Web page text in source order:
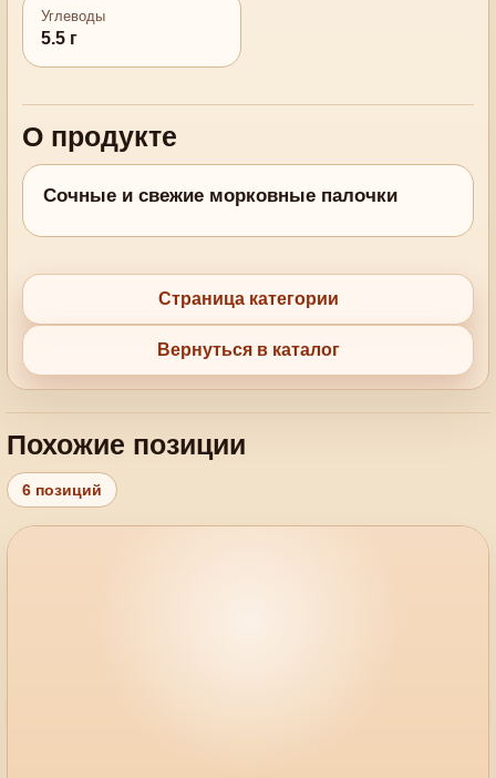
Углеводы
5.5 г
О продукте
Сочные и свежие морковные палочки
Страница категории
Вернуться в каталог
Похожие позиции
6 позиций